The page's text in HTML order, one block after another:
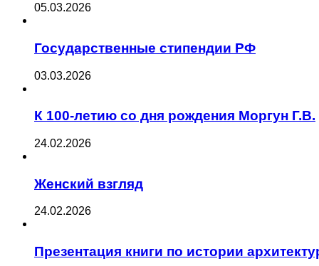
05.03.2026
Государственные стипендии РФ
03.03.2026
К 100-летию со дня рождения Моргун Г.В.
24.02.2026
Женский взгляд
24.02.2026
Презентация книги по истории